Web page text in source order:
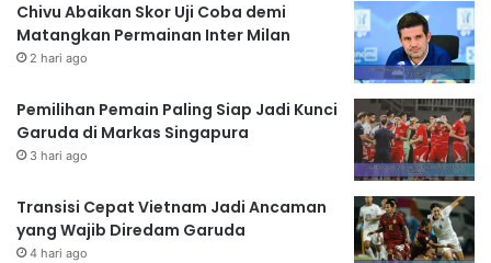
Chivu Abaikan Skor Uji Coba demi
Matangkan Permainan Inter Milan
2 hari ago
Pemilihan Pemain Paling Siap Jadi Kunci
Garuda di Markas Singapura
3 hari ago
Transisi Cepat Vietnam Jadi Ancaman
yang Wajib Diredam Garuda
4 hari ago